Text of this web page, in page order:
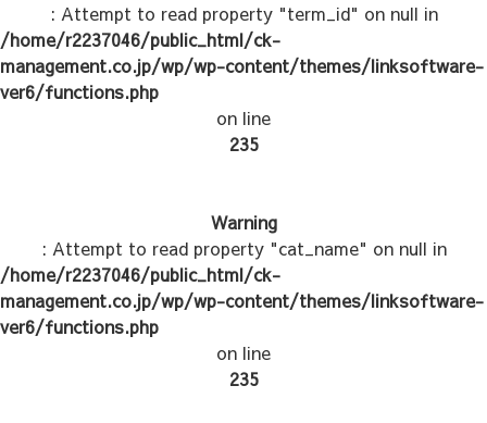
: Attempt to read property "term_id" on null in
/home/r2237046/public_html/ck-
management.co.jp/wp/wp-content/themes/linksoftware-
ver6/functions.php
on line
235
Warning
: Attempt to read property "cat_name" on null in
/home/r2237046/public_html/ck-
management.co.jp/wp/wp-content/themes/linksoftware-
ver6/functions.php
on line
235